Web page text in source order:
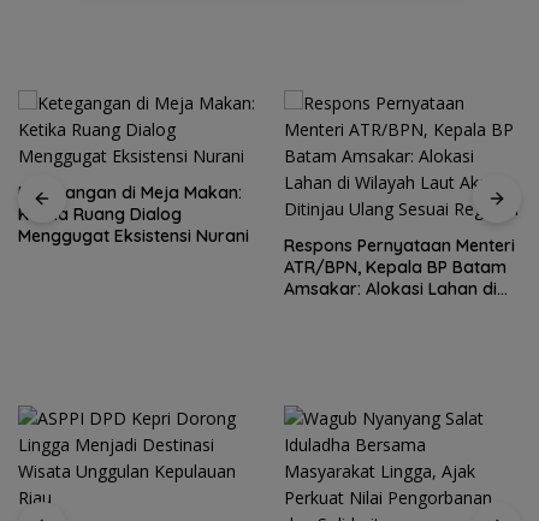
Ketegangan di Meja Makan:
Ketika Ruang Dialog
Menggugat Eksistensi Nurani
Respons Pernyataan Menteri
ATR/BPN, Kepala BP Batam
Amsakar: Alokasi Lahan di